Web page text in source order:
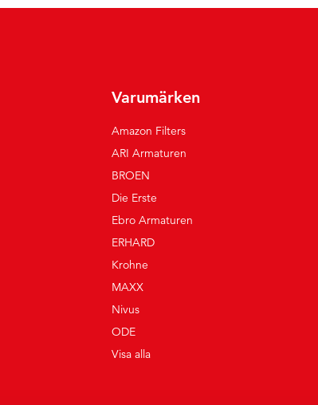
Varumärken
Amazon Filters
ARI Armaturen
BROEN
Die Erste
Ebro Armaturen
ERHARD
Krohne
MAXX
Nivus
ODE
Visa alla